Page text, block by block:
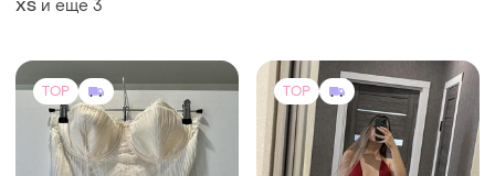
ХS и еще 3
TOP TOP